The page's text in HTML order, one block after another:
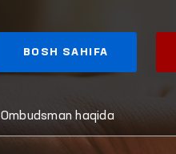
BOSH SAHIFA
Ombudsman haqida